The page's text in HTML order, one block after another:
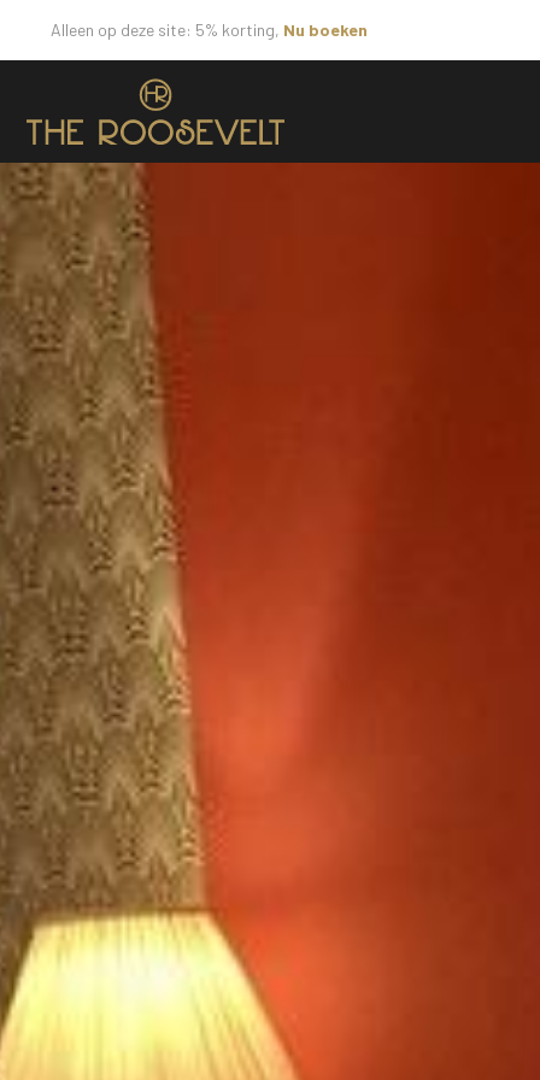
Alleen op deze site: 5% korting, Nu boeken